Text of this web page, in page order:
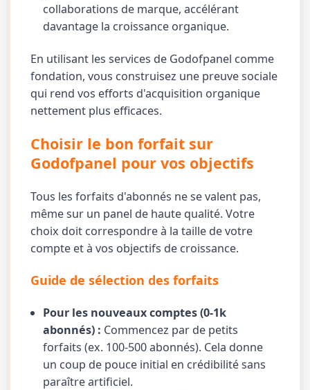
collaborations de marque, accélérant
davantage la croissance organique.
En utilisant les services de Godofpanel comme
fondation, vous construisez une preuve sociale
qui rend vos efforts d'acquisition organique
nettement plus efficaces.
Choisir le bon forfait sur
Godofpanel pour vos objectifs
Tous les forfaits d'abonnés ne se valent pas,
même sur un panel de haute qualité. Votre
choix doit correspondre à la taille de votre
compte et à vos objectifs de croissance.
Guide de sélection des forfaits
Pour les nouveaux comptes (0-1k
abonnés) : Commencez par de petits
forfaits (ex. 100-500 abonnés). Cela donne
un coup de pouce initial en crédibilité sans
paraître artificiel.